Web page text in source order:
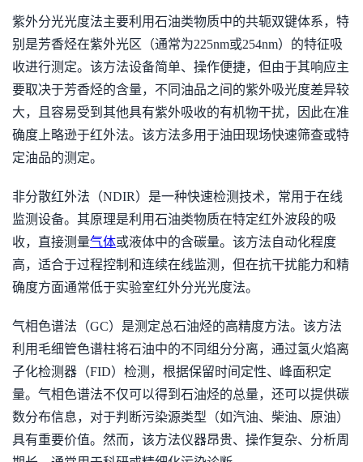
紫外分光光度法主要利用石油类物质中的共轭双键体系，特
别是芳香烃在紫外光区（通常为225nm或254nm）的特征吸
收进行测定。该方法设备简单、操作便捷，但由于其响应主
要取决于芳香烃的含量，不同油品之间的紫外吸光度差异较
大，且容易受到其他具有紫外吸收的有机物干扰，因此在准
确度上略逊于红外法。该方法多用于油田现场快速筛查或特
定油品的测定。
非分散红外法（NDIR）是一种快速检测技术，常用于在线
监测设备。其原理是利用石油类物质在特定红外波段的吸
收，直接测量气体或液体中的含碳量。该方法自动化程度
高，适合于过程控制和连续在线监测，但在抗干扰能力和精
确度方面通常低于实验室红外分光光度法。
气相色谱法（GC）是测定总石油烃的高精度方法。该方法
利用毛细管色谱柱将石油中的不同组分分离，通过氢火焰离
子化检测器（FID）检测，根据保留时间定性、峰面积定
量。气相色谱法不仅可以得到石油烃的总量，还可以提供碳
数分布信息，对于判断污染源类型（如汽油、柴油、原油）
具有重要价值。然而，该方法仪器昂贵、操作复杂、分析周